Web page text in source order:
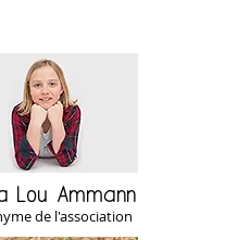
Lou Ammann
de l'association